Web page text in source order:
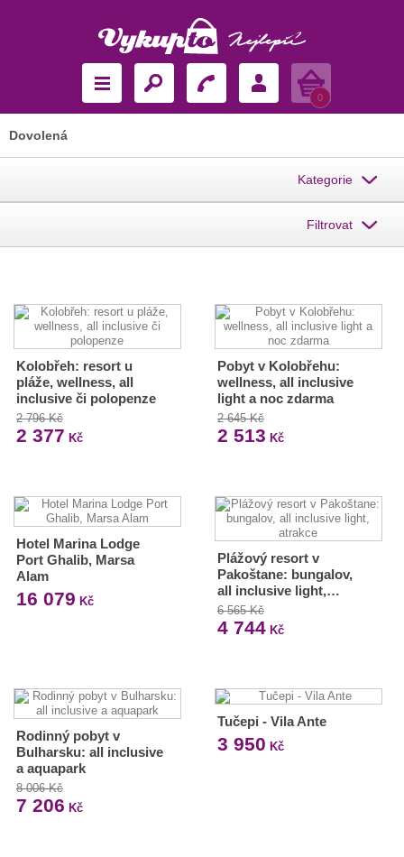
Košík
0
Dovolená
Kategorie
Filtrovat
Kolobřeh: resort u
pláže, wellness, all
inclusive či polopenze
2 796 Kč
2 377 Kč
Pobyt v Kolobřehu:
wellness, all inclusive
light a noc zdarma
2 645 Kč
2 513 Kč
Hotel Marina Lodge
Port Ghalib, Marsa
Alam
16 079 Kč
Plážový resort v
Pakoštane: bungalov,
all inclusive light,…
6 565 Kč
4 744Kč
Rodinný pobyt v
Bulharsku: all inclusive
a aquapark
8 006 Kč
7 206 Kč
Tučepi - Vila Ante
3 950 Kč